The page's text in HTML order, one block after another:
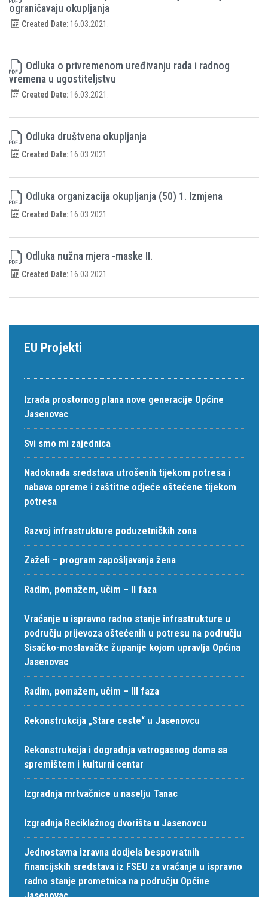
ograničavaju okupljanja
Created Date: 16.03.2021.
Odluka o privremenom uređivanju rada i radnog
vremena u ugostiteljstvu
Created Date: 16.03.2021.
Odluka društvena okupljanja
Created Date: 16.03.2021.
Odluka organizacija okupljanja (50) 1. Izmjena
Created Date: 16.03.2021.
Odluka nužna mjera -maske II.
Created Date: 16.03.2021.
EU Projekti
Izrada prostornog plana nove generacije Općine
Jasenovac
Svi smo mi zajednica
Nadoknada sredstava utrošenih tijekom potresa i
nabava opreme i zaštitne odjeće oštećene tijekom
potresa
Razvoj infrastrukture poduzetničkih zona
Zaželi – program zapošljavanja žena
Radim, pomažem, učim – II faza
Vraćanje u ispravno radno stanje infrastrukture u
području prijevoza oštećenih u potresu na području
Sisačko-moslavačke županije kojom upravlja Općina
Jasenovac
Radim, pomažem, učim – III faza
Rekonstrukcija „Stare ceste“ u Jasenovcu
Rekonstrukcija i dogradnja vatrogasnog doma sa
spremištem i kulturni centar
Izgradnja mrtvačnice u naselju Tanac
Izgradnja Reciklažnog dvorišta u Jasenovcu
Jednostavna izravna dodjela bespovratnih
financijskih sredstava iz FSEU za vraćanje u ispravno
radno stanje prometnica na području Općine